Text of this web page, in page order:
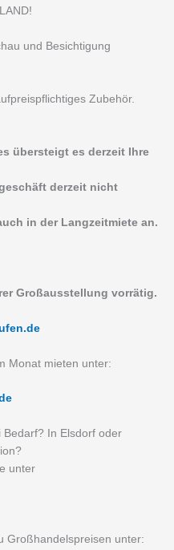
und Besichtigung
Zubehör.
übersteigt es derzeit Ihre
derzeit nicht
in der Langzeitmiete an.
Großausstellung vorrätig.
Monat mieten unter:
In Elsdorf oder
unter
Großhandelspreisen unter: